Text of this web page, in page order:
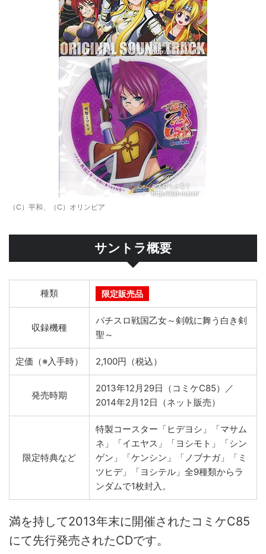
（C）平和、（C）オリンピア
サントラ概要
種類 限定販売品
収録機種
パチスロ戦国乙女～剣戟に舞う白き剣
聖～
定価（※入手時） 2,100円（税込）
発売時期
2013年12月29日（コミケC85）／
2014年2月12日（ネット販売）
限定特典など
特製コースター「ヒデヨシ」「マサム
ネ」「イエヤス」「ヨシモト」「シン
ゲン」「ケンシン」「ノブナガ」「ミ
ツヒデ」「ヨシテル」全9種類からラ
ンダムで1枚封入。
満を持して2013年末に開催されたコミケC85
にて先行発売されたCDです。